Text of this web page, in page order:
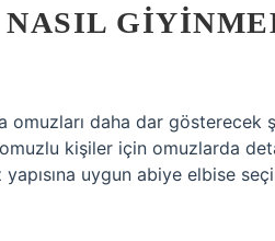
omuzları daha dar gösterecek
omuzlu kişiler için omuzlarda
uygun abiye elbise